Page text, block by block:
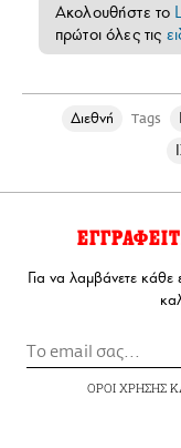
Ακολουθήστε το
πρώτοι όλες τις
Διεθνή Tags
Για να λαμβάνετε
ΟΡΟΙ ΧΡΗΣΗΣ